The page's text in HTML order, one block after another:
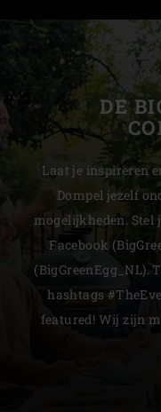
DE
Laat je inspireren
Dompel jezelf
mogelijkheden. Stel
Facebook
(BigGreenEgg_NL).
hashtags
featured! Wij zijn